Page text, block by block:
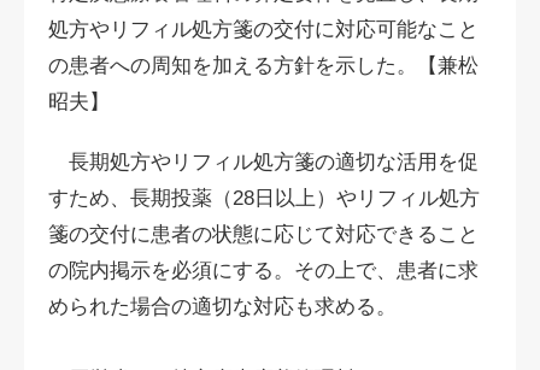
処方やリフィル処方箋の交付に対応可能なこと
の患者への周知を加える方針を示した。【兼松
昭夫】
長期処方やリフィル処方箋の適切な活用を促
すため、長期投薬（28日以上）やリフィル処方
箋の交付に患者の状態に応じて対応できること
の院内掲示を必須にする。その上で、患者に求
められた場合の適切な対応も求める。